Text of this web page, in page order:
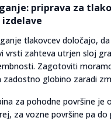
priprava za
tlakovcev določajo, da
vrsti zahteva utrjen sloj
Zagotoviti
zadostno globino zaradi
za pohodne površine je
za vozne površine pa do